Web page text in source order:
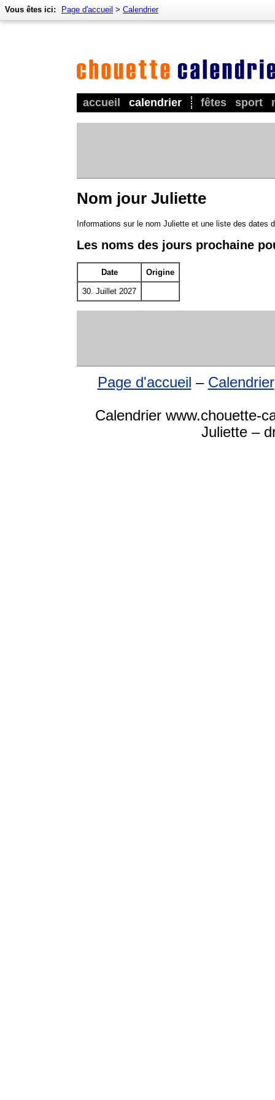
accueil calendrier fêtes sport
Vous êtes ici: Page d'accueil > Calendrier
Nom jour Juliette
Informations sur le nom Juliette et une liste des dates
Les noms des jours prochaine
Date Origine
30. Juillet 2027
Page d'accueil – Calendrier
Calendrier www.chouette-
Juliette –